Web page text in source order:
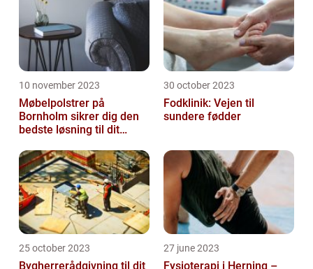
10 november 2023
Møbelpolstrer på
Bornholm sikrer dig den
bedste løsning til dit
30 october 2023
Fodklinik: Vejen til
sundere fødder
25 october 2023
Bygherrerådgivning til dit
27 june 2023
Fysioterapi i Herning –